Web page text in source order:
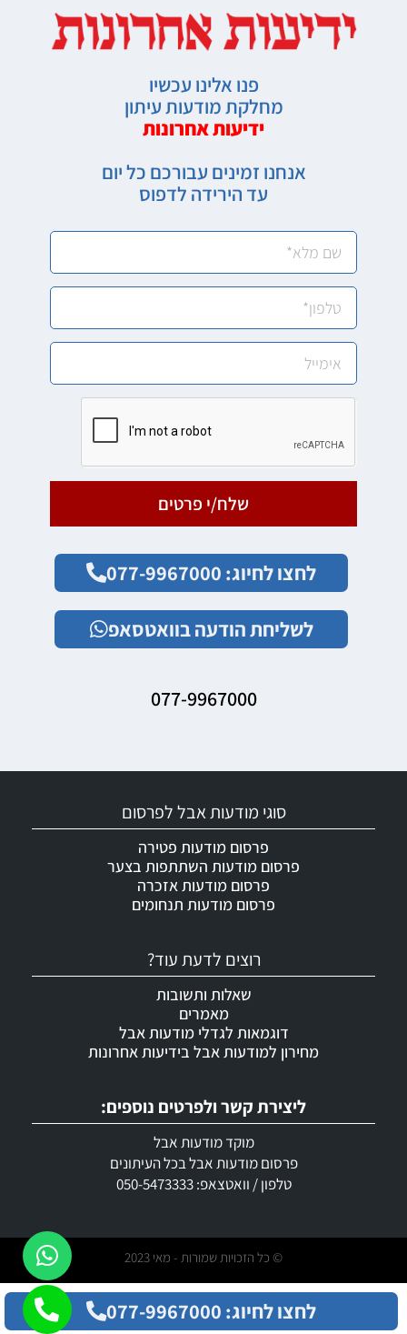
פנו אלינו עכשיו
מחלקת מודעות עיתון
ידיעות אחרונות
אנחנו זמינים עבורכם כל יום
עד הירידה לדפוס
שלח/י פרטים
לחצו לחיוג: 077-9967000
לשליחת הודעה בוואטסאפ
077-9967000
ליצירת קשר ולפרטים נוספים:
מוקד מודעות אבל
פרסום מודעות אבל בכל העיתונים
טלפון / וואטצאפ: 050-5473333
רוצים לדעת עוד?
שאלות ותשובות
מאמרים
דוגמאות לגדלי מודעות אבל
מחירון למודעות אבל בידיעות אחרונות
סוגי מודעות אבל לפרסום
פרסום מודעות פטירה
פרסום מודעות השתתפות בצער
פרסום מודעות אזכרה
פרסום מודעות תנחומים
© כל הזכויות שמורות - מאי 2023
לחצו לחיוג: 077-9967000